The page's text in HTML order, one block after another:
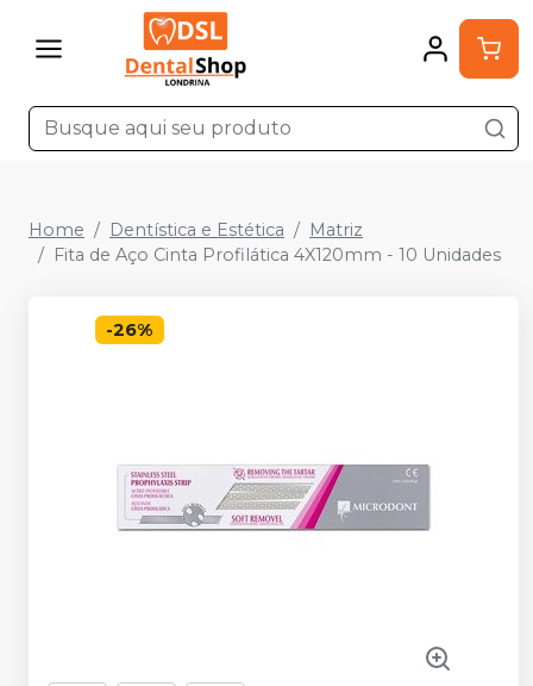
Home Dentística e Estética
Matriz
Fita de Aço Cinta Profilática 4X120mm - 10 Unidades
-26%